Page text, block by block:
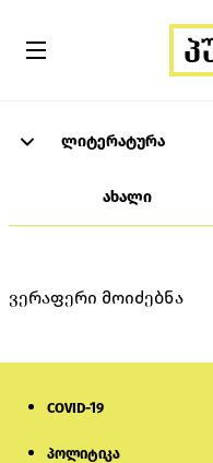
ლიტერატურა
ახალი
ვერაფერი მოიძებნა
COVID-19
პოლიტიკა